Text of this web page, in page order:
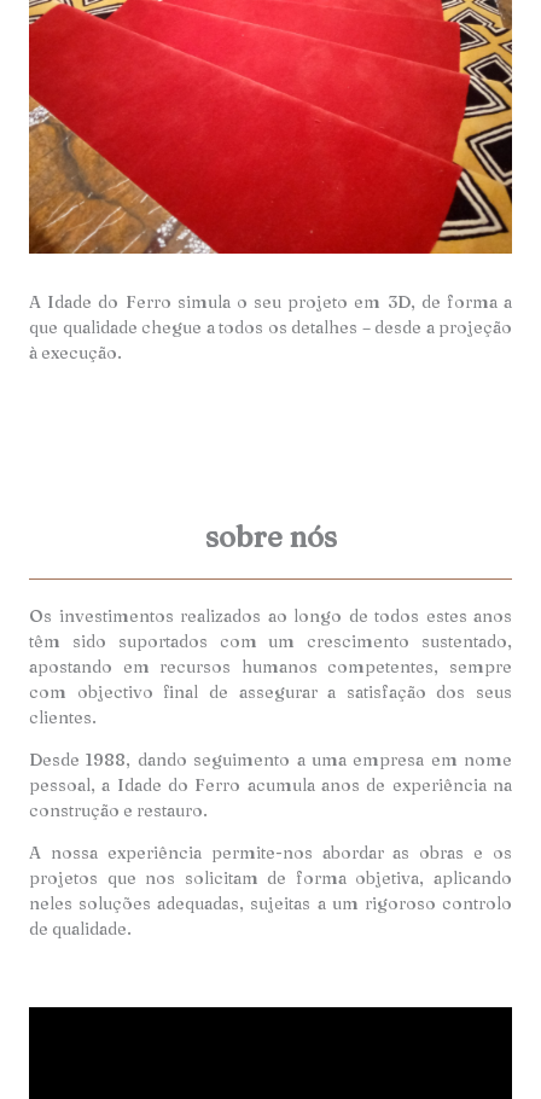
A Idade do Ferro simula o seu projeto em 3D, de forma a
que qualidade chegue a todos os detalhes – desde a projeção
à execução.
sobre nós
Os investimentos realizados ao longo de todos estes anos
têm sido suportados com um crescimento sustentado,
apostando em recursos humanos competentes, sempre
com objectivo final de assegurar a satisfação dos seus
clientes.
Desde 1988, dando seguimento a uma empresa em nome
pessoal, a Idade do Ferro acumula anos de experiência na
construção e restauro.
A nossa experiência permite-nos abordar as obras e os
projetos que nos solicitam de forma objetiva, aplicando
neles soluções adequadas, sujeitas a um rigoroso controlo
de qualidade.